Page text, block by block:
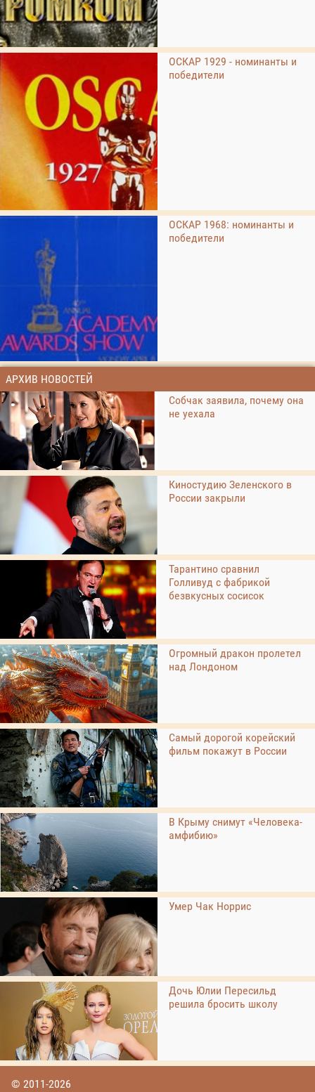
ОСКАР 1929 - номинанты и
победители
ОСКАР 1968: номинанты и
победители
АРХИВ НОВОСТЕЙ
Собчак заявила, почему она
не уехала
Киностудию Зеленского в
России закрыли
Тарантино сравнил
Голливуд с фабрикой
безвкусных сосисок
Огромный дракон пролетел
над Лондоном
Самый дорогой корейский
фильм покажут в России
В Крыму снимут «Человека-
амфибию»
Умер Чак Норрис
Дочь Юлии Пересильд
решила бросить школу
© 2011-2026